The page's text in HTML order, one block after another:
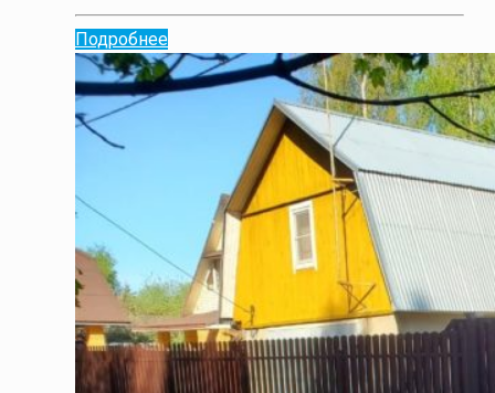
Подробнее